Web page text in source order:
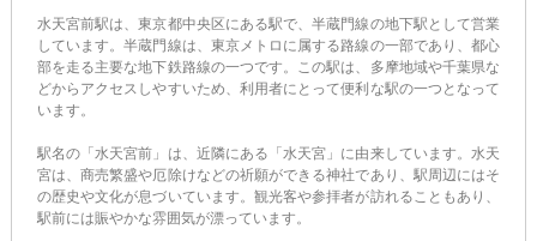
水天宮前駅は、東京都中央区にある駅で、半蔵門線の地下駅として営業
しています。半蔵門線は、東京メトロに属する路線の一部であり、都心
部を走る主要な地下鉄路線の一つです。この駅は、多摩地域や千葉県な
どからアクセスしやすいため、利用者にとって便利な駅の一つとなって
います。
駅名の「水天宮前」は、近隣にある「水天宮」に由来しています。水天
宮は、商売繁盛や厄除けなどの祈願ができる神社であり、駅周辺にはそ
の歴史や文化が息づいています。観光客や参拝者が訪れることもあり、
駅前には賑やかな雰囲気が漂っています。